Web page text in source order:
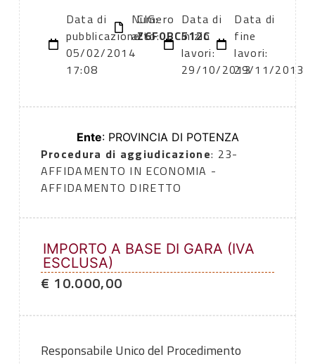
Data di
pubblicazione:
05/02/2014
17:08
Numero
atto:
CIG:
Z6F0BC512C
Data di
inizio
lavori:
29/10/2013
Data di
fine
lavori:
29/11/2013
Ente: PROVINCIA DI POTENZA
Procedura di aggiudicazione: 23-
AFFIDAMENTO IN ECONOMIA -
AFFIDAMENTO DIRETTO
IMPORTO A BASE DI GARA (IVA
ESCLUSA)
€ 10.000,00
Responsabile Unico del Procedimento